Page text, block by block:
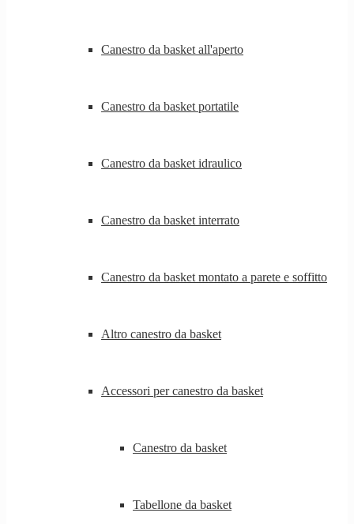
Canestro da basket all'aperto
Canestro da basket portatile
Canestro da basket idraulico
Canestro da basket interrato
Canestro da basket montato a parete e soffitto
Altro canestro da basket
Accessori per canestro da basket
Canestro da basket
Tabellone da basket